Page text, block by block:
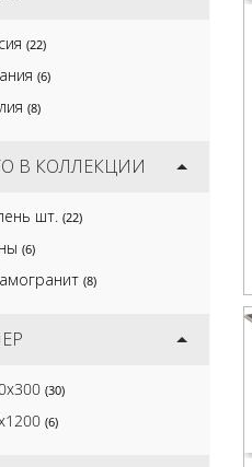
(22)
(6)
(8)
В КОЛЛЕКЦИИ
шт. (22)
(6)
(8)
(30)
(6)